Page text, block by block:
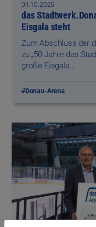
01.10.2025
das
Eisgala steht
Zum Abschluss der
zu „50 Jahre das
große Eisgala…
#Donau-Arena